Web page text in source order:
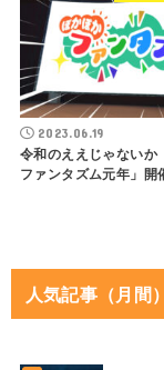
2023.06.19
令和のええじゃないか
ファンタズム元年」開
人気記事（月間）